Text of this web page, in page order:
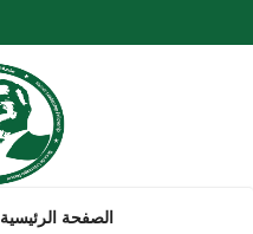
الصفحة الرئيسية